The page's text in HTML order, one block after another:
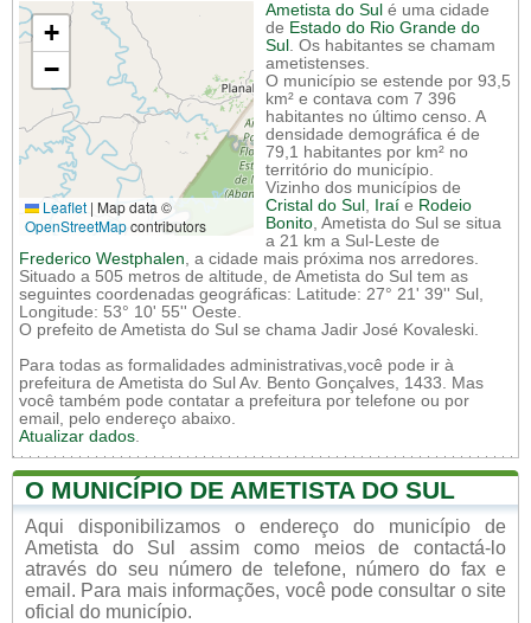
+
−
Leaflet | Map data ©
OpenStreetMapcontributors
Ametista do Sul é uma cidade
de Estado do Rio Grande do
Sul . Os habitantes se chamam
ametistenses.
O município se estende por 93,5
km² e contava com 7 396
habitantes no último censo. A
densidade demográfica é de
79,1 habitantes por km² no
território do município.
Vizinho dos municípios de
Cristal do Sul , Iraí e Rodeio
Bonito, Ametista do Sul se situa
a 21 km a Sul-Leste de
Frederico Westphalen, a cidade mais próxima nos arredores.
Situado a 505 metros de altitude, de Ametista do Sul tem as
seguintes coordenadas geográficas: Latitude: 27° 21' 39'' Sul,
Longitude: 53° 10' 55'' Oeste.
O prefeito de Ametista do Sul se chama Jadir José Kovaleski.
Para todas as formalidades administrativas,você pode ir à
prefeitura de Ametista do Sul Av. Bento Gonçalves, 1433. Mas
você também pode contatar a prefeitura por telefone ou por
email, pelo endereço abaixo.
Atualizar dados.
O MUNICÍPIO DE AMETISTA DO SUL
Aqui disponibilizamos o endereço do município de
Ametista do Sul assim como meios de contactá-lo
através do seu número de telefone, número do fax e
email. Para mais informações, você pode consultar o site
oficial do município.